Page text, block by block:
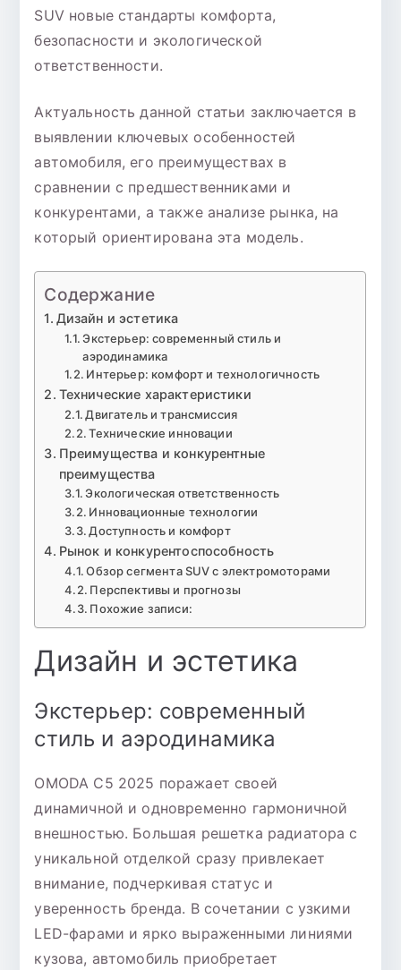
SUV новые стандарты комфорта,
безопасности и экологической
ответственности.
Актуальность данной статьи заключается в
выявлении ключевых особенностей
автомобиля, его преимуществах в
сравнении с предшественниками и
конкурентами, а также анализе рынка, на
который ориентирована эта модель.
Содержание
Дизайн и эстетика
Экстерьер: современный стиль и
аэродинамика
Интерьер: комфорт и технологичность
Технические характеристики
Двигатель и трансмиссия
Технические инновации
Преимущества и конкурентные
преимущества
Экологическая ответственность
Инновационные технологии
Доступность и комфорт
Рынок и конкурентоспособность
Обзор сегмента SUV с электромоторами
Перспективы и прогнозы
Похожие записи:
Дизайн и эстетика
Экстерьер: современный
стиль и аэродинамика
OMODA C5 2025 поражает своей
динамичной и одновременно гармоничной
внешностью. Большая решетка радиатора с
уникальной отделкой сразу привлекает
внимание, подчеркивая статус и
уверенность бренда. В сочетании с узкими
LED-фарами и ярко выраженными линиями
кузова, автомобиль приобретает